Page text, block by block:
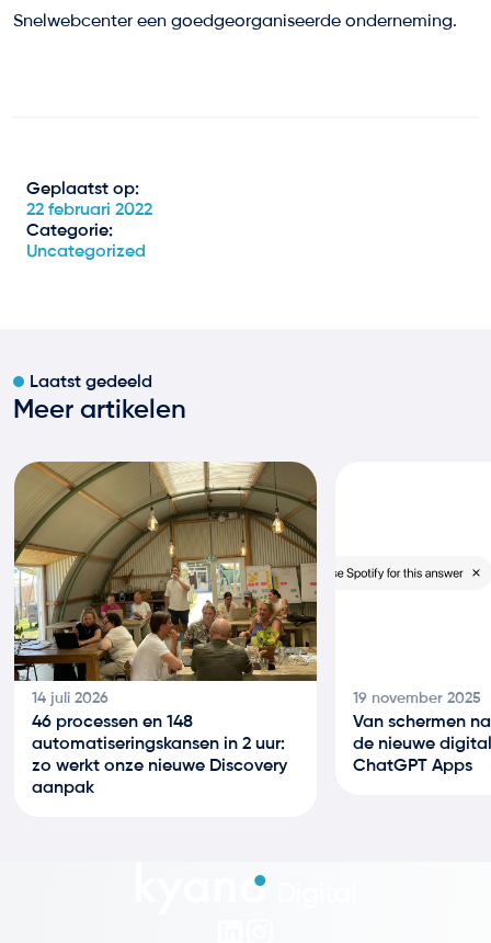
Snelwebcenter een goedgeorganiseerde onderneming.
Geplaatst op:
22 februari 2022
Categorie:
Uncategorized
Laatst gedeeld
Meer artikelen
14 juli 2026
46 processen en 148
automatiseringskansen in 2 uur:
zo werkt onze nieuwe Discovery
aanpak
19 november 2025
Van schermen
de nieuwe
ChatGPT Apps